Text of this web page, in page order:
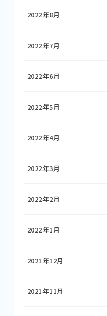
2022年8月
2022年7月
2022年6月
2022年5月
2022年4月
2022年3月
2022年2月
2022年1月
2021年12月
2021年11月